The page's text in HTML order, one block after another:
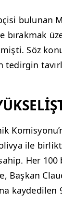
bulunan
bırakmak
Söz
tedirgin
ile
Her 100
Başkan
kaydedilen